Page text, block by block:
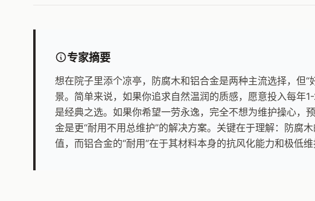
专家摘要
想在院子里添个凉亭，防腐木和铝合金是两种主流选择，但“
景。简单来说，如果你追求自然温润的质感，愿意投入每年
是经典之选。如果你希望一劳永逸，完全不想为维护操心，
金是更“耐用不用总维护”的解决方案。关键在于理解：防腐
值，而铝合金的“耐用”在于其材料本身的抗风化能力和极低维